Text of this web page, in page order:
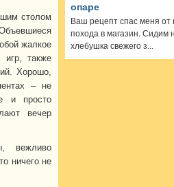
столом
жалкое
также
Хорошо,
– не
и просто
вечер
вежливо
ничего не
опаре
Ваш рецепт спас меня от
похода в магазин. Сидим
хлебушка свежего з...